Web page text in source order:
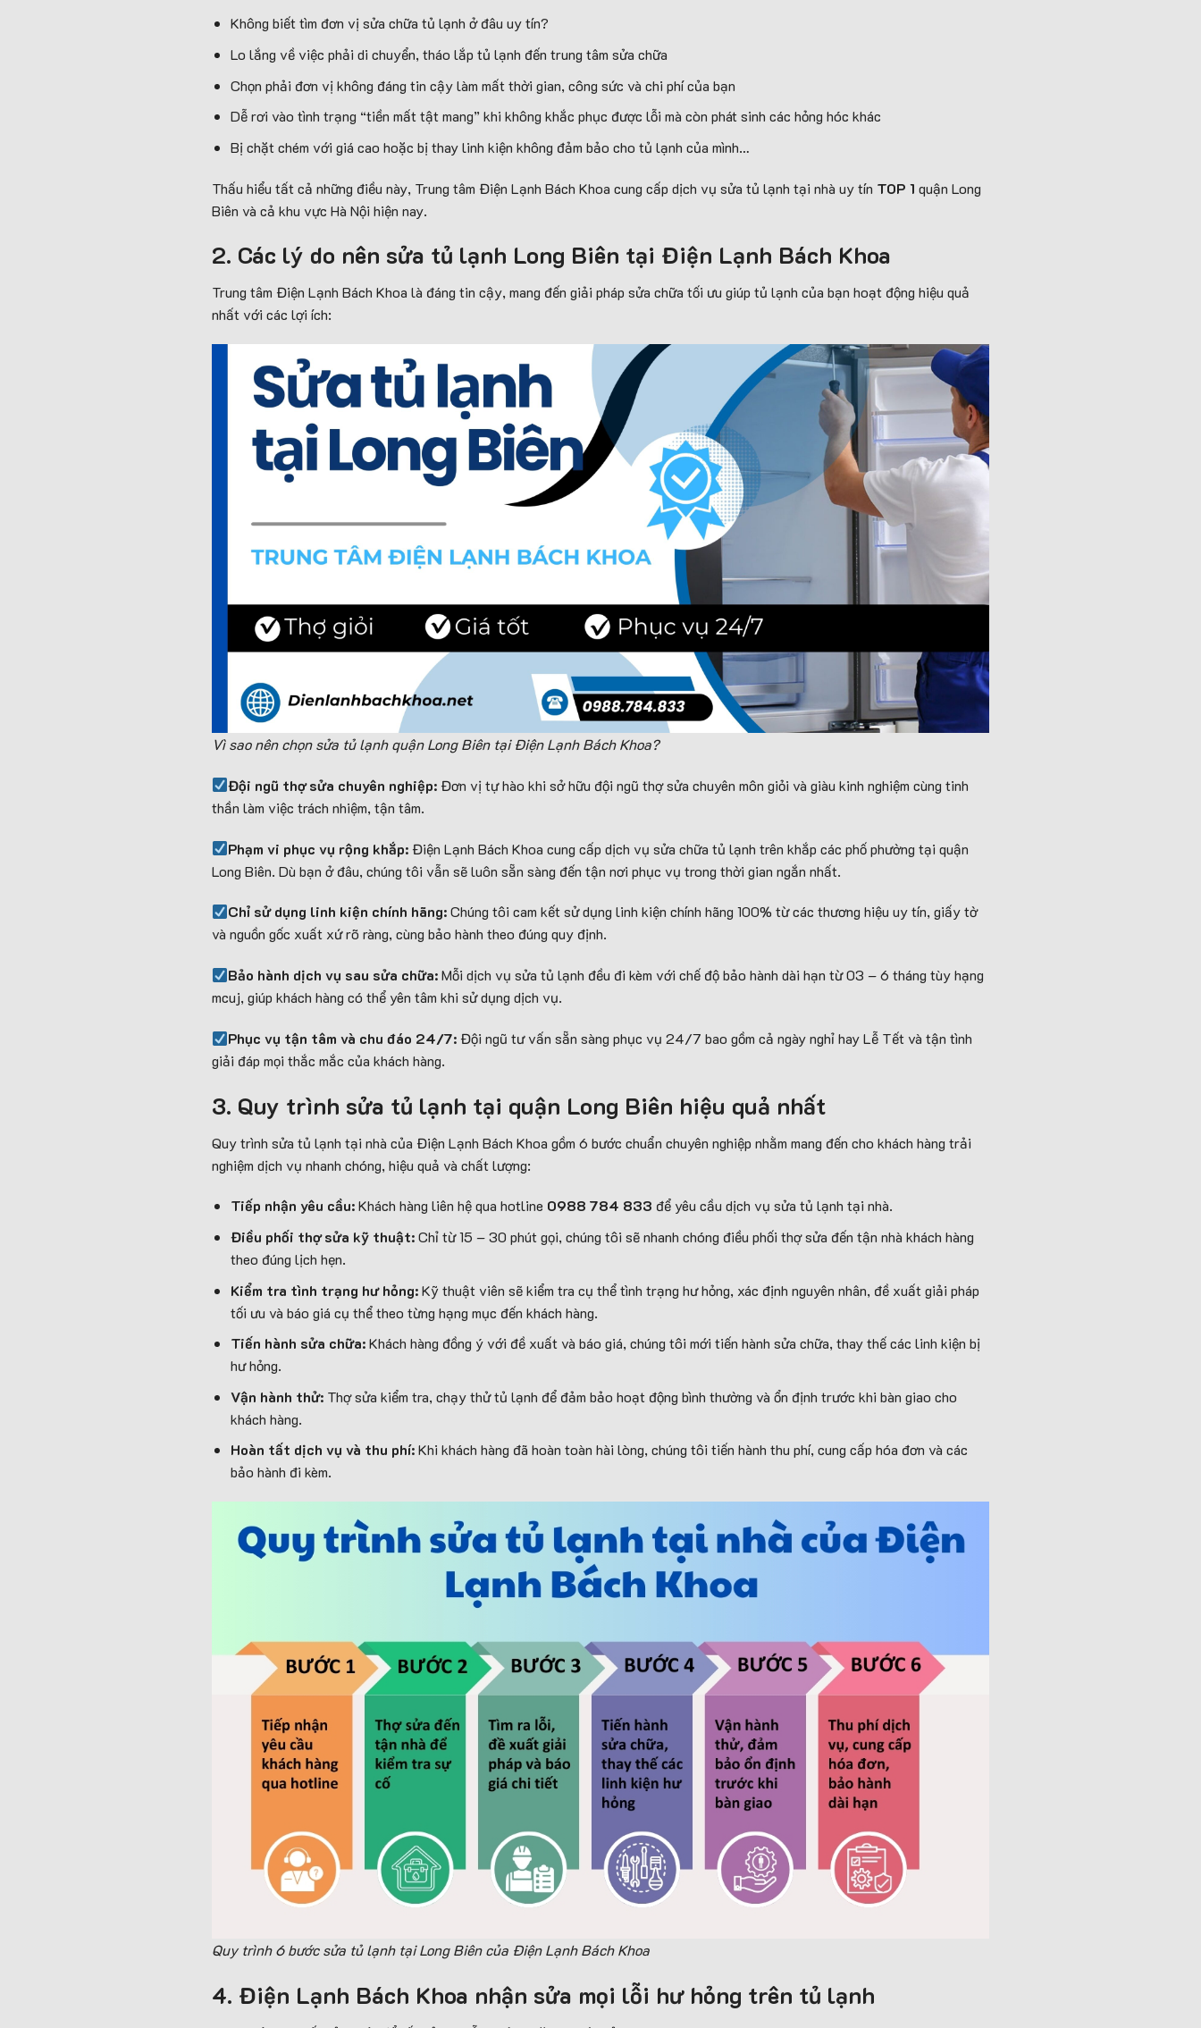
Không biết tìm đơn vị sửa chữa tủ lạnh ở đâu uy tín?
Lo lắng về việc phải di chuyển, tháo lắp tủ lạnh đến trung tâm sửa chữa
Chọn phải đơn vị không đáng tin cậy làm mất thời gian, công sức và chi phí của bạn
Dễ rơi vào tình trạng “tiền mất tật mang” khi không khắc phục được lỗi mà còn phát sinh các hỏng hóc khác
Bị chặt chém với giá cao hoặc bị thay linh kiện không đảm bảo cho tủ lạnh của mình…
Thấu hiểu tất cả những điều này, Trung tâm Điện Lạnh Bách Khoa cung cấp dịch vụ sửa tủ lạnh tại nhà uy tín TOP 1 quận Long
Biên và cả khu vực Hà Nội hiện nay.
2. Các lý do nên sửa tủ lạnh Long Biên tại Điện Lạnh Bách Khoa
Trung tâm Điện Lạnh Bách Khoa là đáng tin cậy, mang đến giải pháp sửa chữa tối ưu giúp tủ lạnh của bạn hoạt động hiệu quả
nhất với các lợi ích:
Vì sao nên chọn sửa tủ lạnh quận Long Biên tại Điện Lạnh Bách Khoa?
Đội ngũ thợ sửa chuyên nghiệp: Đơn vị tự hào khi sở hữu đội ngũ thợ sửa chuyên môn giỏi và giàu kinh nghiệm cùng tinh
thần làm việc trách nhiệm, tận tâm.
Phạm vi phục vụ rộng khắp: Điện Lạnh Bách Khoa cung cấp dịch vụ sửa chữa tủ lạnh trên khắp các phố phường tại quận
Long Biên. Dù bạn ở đâu, chúng tôi vẫn sẽ luôn sẵn sàng đến tận nơi phục vụ trong thời gian ngắn nhất.
Chỉ sử dụng linh kiện chính hãng:Chúng tôi cam kết sử dụng linh kiện chính hãng 100% từ các thương hiệu uy tín, giấy tờ
và nguồn gốc xuất xứ rõ ràng, cùng bảo hành theo đúng quy định.
Bảo hành dịch vụ sau sửa chữa:Mỗi dịch vụ sửa tủ lạnh đều đi kèm với chế độ bảo hành dài hạn từ 03 – 6 tháng tùy hạng
mcuj, giúp khách hàng có thể yên tâm khi sử dụng dịch vụ.
Phục vụ tận tâm và chu đáo 24/7: Đội ngũ tư vấn sẵn sàng phục vụ 24/7 bao gồm cả ngày nghỉ hay Lễ Tết và tận tình
giải đáp mọi thắc mắc của khách hàng.
3. Quy trình sửa tủ lạnh tại quận Long Biên hiệu quả nhất
Quy trình sửa tủ lạnh tại nhà của Điện Lạnh Bách Khoa gồm 6 bước chuẩn chuyên nghiệp nhằm mang đến cho khách hàng trải
nghiệm dịch vụ nhanh chóng, hiệu quả và chất lượng:
Tiếp nhận yêu cầu:Khách hàng liên hệ qua hotline 0988 784 833 để yêu cầu dịch vụ sửa tủ lạnh tại nhà.
Điều phối thợ sửa kỹ thuật:Chỉ từ 15 – 30 phút gọi, chúng tôi sẽ nhanh chóng điều phối thợ sửa đến tận nhà khách hàng
theo đúng lịch hẹn.
Kiểm tra tình trạng hư hỏng:Kỹ thuật viên sẽ kiểm tra cụ thể tình trạng hư hỏng, xác định nguyên nhân, đề xuất giải pháp
tối ưu và báo giá cụ thể theo từng hạng mục đến khách hàng.
Tiến hành sửa chữa:Khách hàng đồng ý với đề xuất và báo giá, chúng tôi mới tiến hành sửa chữa, thay thế các linh kiện bị
hư hỏng.
Vận hành thử: Thợ sửa kiểm tra, chạy thử tủ lạnh để đảm bảo hoạt động bình thường và ổn định trước khi bàn giao cho
khách hàng.
Hoàn tất dịch vụ và thu phí:Khi khách hàng đã hoàn toàn hài lòng, chúng tôi tiến hành thu phí, cung cấp hóa đơn và các
bảo hành đi kèm.
Quy trình 6 bước sửa tủ lạnh tại Long Biên của Điện Lạnh Bách Khoa
4. Điện Lạnh Bách Khoa nhận sửa mọi lỗi hư hỏng trên tủ lạnh